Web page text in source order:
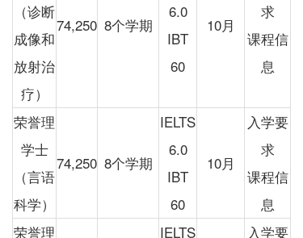
（诊断
成像和
放射治
疗）
74,250 8个学期
6.0
IBT
60
10月
求
课程信
息
荣誉理
学士
（言语
科学）
74,250 8个学期
IELTS
6.0
IBT
60
10月
入学要
求
课程信
息
荣誉理
IELTS
入学要